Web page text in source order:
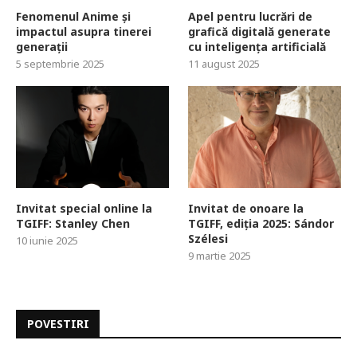
Fenomenul Anime și
impactul asupra tinerei
generații
5 septembrie 2025
Apel pentru lucrări de
grafică digitală generate
cu inteligența artificială
11 august 2025
Invitat special online la
TGIFF: Stanley Chen
10 iunie 2025
Invitat de onoare la
TGIFF, ediția 2025: Sándor
Szélesi
9 martie 2025
POVESTIRI